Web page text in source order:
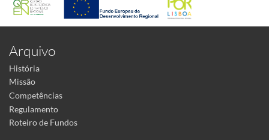
Arquivo
História
Missão
Competências
Regulamento
Roteiro de Fundos